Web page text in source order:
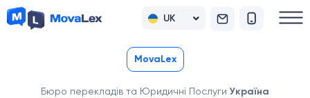
UK
RU
MovaLex
Бюро перекладів та Юридичні Послуги Україна